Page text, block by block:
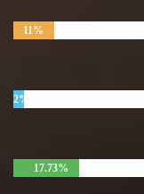
11%
2%
17.73%